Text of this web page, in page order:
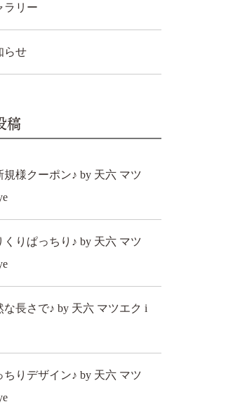
ラリー
らせ
稿
規様クーポン♪ by 天六 マツ
くりぱっちり♪ by 天六 マツ
な長さで♪ by 天六 マツエク i
ちりデザイン♪ by 天六 マツ